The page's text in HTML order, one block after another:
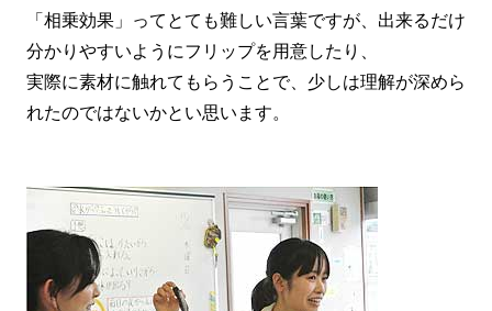
「相乗効果」ってとても難しい言葉ですが、出来るだけ
分かりやすいようにフリップを用意したり、
実際に素材に触れてもらうことで、少しは理解が深めら
れたのではないかとい思います。